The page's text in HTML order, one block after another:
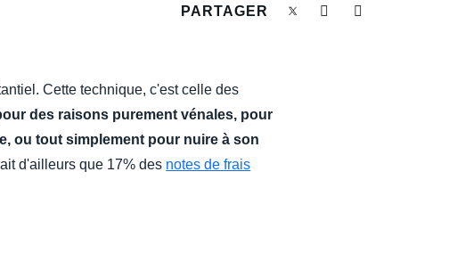
PARTAGER
Cette technique, c'est celle des
des raisons purement vénales, pour
ou tout simplement pour nuire à son
d'ailleurs que 17% des notes de frais